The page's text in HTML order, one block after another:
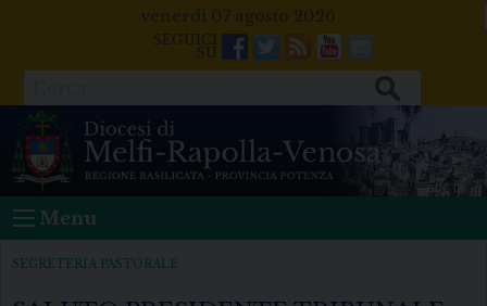
venerdì 07 agosto 2026
Facebook
Twitter
FeedsYoutube
Mail
Menu
SEGRETERIA PASTORALE